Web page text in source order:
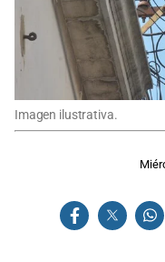
Imagen ilustrativa.